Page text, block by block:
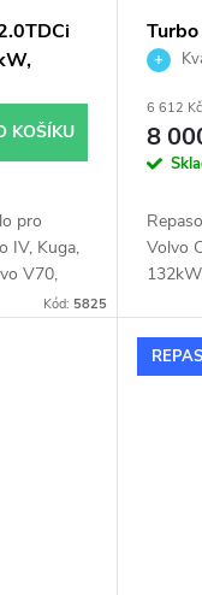
KOŠÍKU
pro
IV, Kuga,
V70,
Kód: 5825
2.4D
6 612
8
Volvo
90kW
REPAS